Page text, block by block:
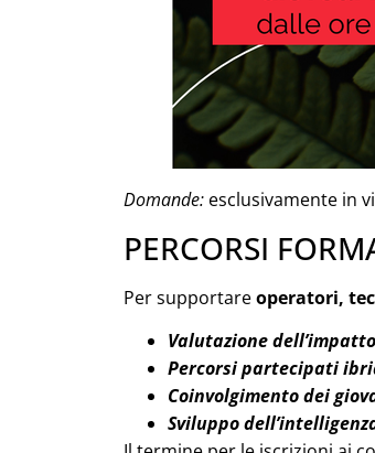
Domande: esclusivamente in
PERCORSI
Per supportareoperatori,
Valutazione
Percorsi partecipati
Coinvolgimento dei
Sviluppo